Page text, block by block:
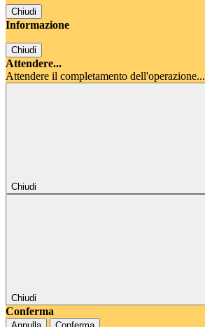
Chiudi
Informazione
Chiudi
Attendere...
Attendere il completamento dell'operazione...
Chiudi
Chiudi
Conferma